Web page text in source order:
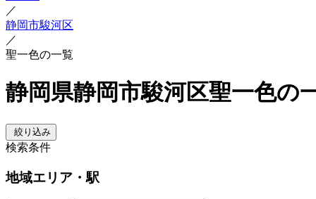
／
静岡市駿河区
／
聖一色の一覧
静岡県静岡市駿河区聖一色の
絞り込み
検索条件
地域エリア・駅